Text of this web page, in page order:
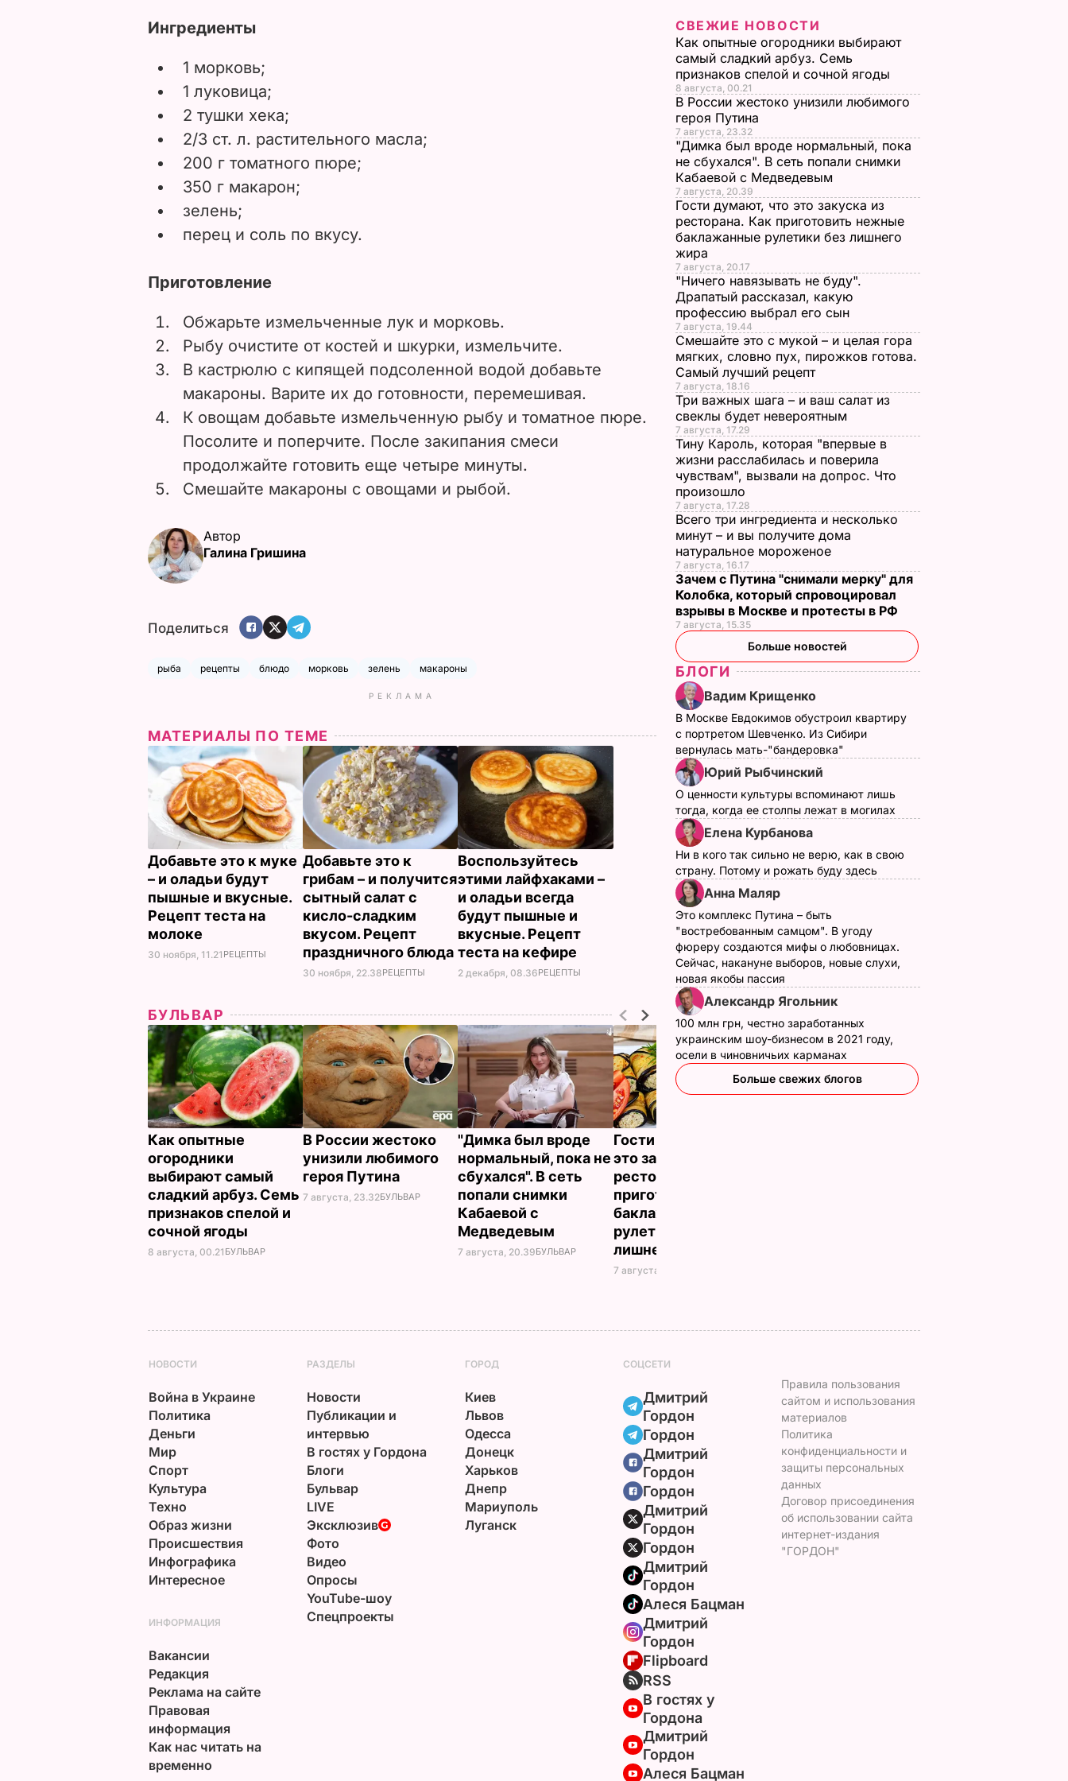
o
Ингредиенты
1 морковь;
1 луковица;
2 тушки хека;
2/3 ст. л. растительного масла;
200 г томатного пюре;
350 г макарон;
зелень;
перец и соль по вкусу.
Приготовление
Обжарьте измельченные лук и морковь.
Рыбу очистите от костей и шкурки, измельчите.
В кастрюлю с кипящей подсоленной водой добавьте
макароны. Варите их до готовности, перемешивая.
К овощам добавьте измельченную рыбу и томатное пюре.
Посолите и поперчите. После закипания смеси
продолжайте готовить еще четыре минуты.
Смешайте макароны с овощами и рыбой.
Автор
Галина Гришина
Поделиться
рыба рецепты блюдо морковь зелень макароны
РЕКЛАМА
МАТЕРИАЛЫ ПО ТЕМЕ
Добавьте это к муке
– и оладьи будут
пышные и вкусные.
Рецепт теста на
молоке
30 ноября, 11.21 РЕЦЕПТЫ
Добавьте это к
грибам – и получится
сытный салат с
кисло-сладким
вкусом. Рецепт
праздничного блюда
30 ноября, 22.38РЕЦЕПТЫ
Воспользуйтесь
этими лайфхаками –
и оладьи всегда
будут пышные и
вкусные. Рецепт
теста на кефире
2 декабря, 08.36РЕЦЕПТЫ
БУЛЬВАР
Как опытные
огородники
выбирают самый
сладкий арбуз. Семь
признаков спелой и
сочной ягоды
8 августа, 00.21 БУЛЬВАР
В России жестоко
унизили любимого
героя Путина
7 августа, 23.32БУЛЬВАР
"Димка был вроде
нормальный, пока не
сбухался". В сеть
попали снимки
Кабаевой с
Медведевым
7 августа, 20.39БУЛЬВАР
Гости думают, что
это закуска из
ресторана. Как
приготовить нежные
баклажанные
рулетики без
лишнего жира
7 августа, 20.17
СВЕЖИЕ НОВОСТИ
Как опытные огородники выбирают
самый сладкий арбуз. Семь
признаков спелой и сочной ягоды
8 августа, 00.21
В России жестоко унизили любимого
героя Путина
7 августа, 23.32
"Димка был вроде нормальный, пока
не сбухался". В сеть попали снимки
Кабаевой с Медведевым
7 августа, 20.39
Гости думают, что это закуска из
ресторана. Как приготовить нежные
баклажанные рулетики без лишнего
жира
7 августа, 20.17
"Ничего навязывать не буду".
Драпатый рассказал, какую
профессию выбрал его сын
7 августа, 19.44
Смешайте это с мукой – и целая гора
мягких, словно пух, пирожков готова.
Самый лучший рецепт
7 августа, 18.16
Три важных шага – и ваш салат из
свеклы будет невероятным
7 августа, 17.29
Тину Кароль, которая "впервые в
жизни расслабилась и поверила
чувствам", вызвали на допрос. Что
произошло
7 августа, 17.28
Всего три ингредиента и несколько
минут – и вы получите дома
натуральное мороженое
7 августа, 16.17
Зачем с Путина "снимали мерку" для
Колобка, который спровоцировал
взрывы в Москве и протесты в РФ
7 августа, 15.35
Больше новостей
БЛОГИ
Вадим Крищенко
В Москве Евдокимов обустроил квартиру
с портретом Шевченко. Из Сибири
вернулась мать-"бандеровка"
Юрий Рыбчинский
О ценности культуры вспоминают лишь
тогда, когда ее столпы лежат в могилах
Елена Курбанова
Ни в кого так сильно не верю, как в свою
страну. Потому и рожать буду здесь
Анна Маляр
Это комплекс Путина – быть
"востребованным самцом". В угоду
фюреру создаются мифы о любовницах.
Сейчас, накануне выборов, новые слухи,
новая якобы пассия
Александр Ягольник
100 млн грн, честно заработанных
украинским шоу-бизнесом в 2021 году,
осели в чиновничьих карманах
Больше свежих блогов
НОВОСТИ
Война в Украине
Политика
Деньги
Мир
Спорт
Культура
Техно
Образ жизни
Происшествия
Инфографика
Интересное
РАЗДЕЛЫ
Новости
Публикации и
интервью
В гостях у Гордона
Блоги
Бульвар
LIVE
Эксклюзив
Фото
Видео
Опросы
YouTube-шоу
Спецпроекты
ГОРОД
Киев
Львов
Одесса
Донецк
Харьков
Днепр
Мариуполь
Луганск
СОЦСЕТИ
Дмитрий
Гордон
Гордон
Дмитрий
Гордон
Гордон
Дмитрий
Гордон
Гордон
Дмитрий
Гордон
Алеся Бацман
Дмитрий
Гордон
Flipboard
RSS
В гостях у
Гордона
Дмитрий
Гордон
Алеся Бацман
ИНФОРМАЦИЯ
Вакансии
Редакция
Реклама на сайте
Правовая
информация
Как нас читать на
временно
Правила пользования
сайтом и использования
материалов
Политика
конфиденциальности и
защиты персональных
данных
Договор присоединения
об использовании сайта
интернет-издания
"ГОРДОН"